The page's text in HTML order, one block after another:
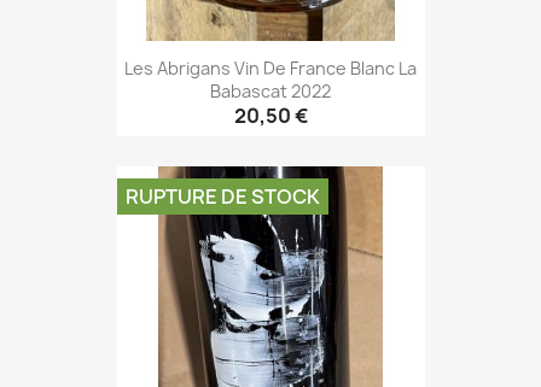
Les Abrigans Vin De France Blanc La
Babascat 2022
20,50 €
RUPTURE DE STOCK